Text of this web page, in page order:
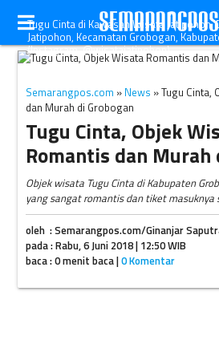
Tugu Cinta di Kawasan Wisata Jatipohon,
Jatipohon, Kecamatan Grobogan,
(Instagram-@wisatajatipohon)
Semarangpos.com » News » Tugu Cinta,
dan Murah di Grobogan
Tugu Cinta, Objek
Romantis dan Murah
Objek wisata Tugu Cinta di Kabupaten
yang sangat romantis dan tiket masuknya
oleh : Semarangpos.com/Ginanjar
pada : Rabu, 6 Juni 2018 | 12:50 WIB
baca : 0 menit baca |0 Komentar